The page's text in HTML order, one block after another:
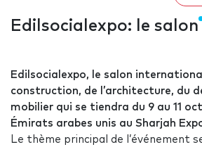
Edilsocialexpo: le salon
Edilsocialexpo, le salon
construction, de l’architecture, du
mobilier qui se tiendra du 9 au 11
Émirats arabes unis au Sharjah
Le thème principal de l’événement